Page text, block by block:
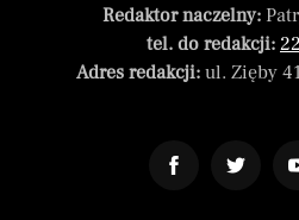
Redaktor naczelny:
tel. do redakcji:
Adres redakcji:ul. Zięby